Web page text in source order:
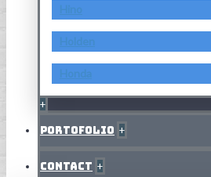
Hino
Holden
Honda
+
Portofolio +
Contact +